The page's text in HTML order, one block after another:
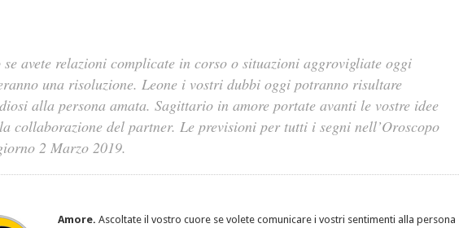
se avete relazioni complicate in corso o situazioni aggrovigliate oggi
una risoluzione. Leone i vostri dubbi oggi potranno risultare
alla persona amata. Sagittario in amore portate avanti le vostre idee
collaborazione del partner. Le previsioni per tutti i segni nell’Oroscopo
2 Marzo 2019.
Amore. Ascoltate il vostro cuore se volete comunicare i vostri sentimenti alla persona